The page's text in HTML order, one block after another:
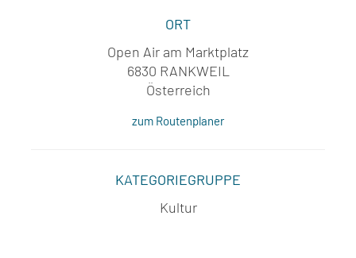
ORT
Open Air am Marktplatz
6830 RANKWEIL
Österreich
zum Routenplaner
KATEGORIEGRUPPE
Kultur